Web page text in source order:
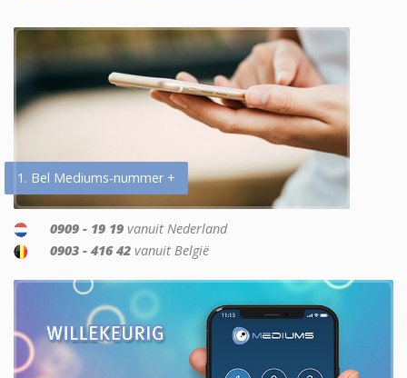
1. Bel Mediums-nummer +
0909 - 19 19 vanuit Nederland
0903 - 416 42 vanuit België